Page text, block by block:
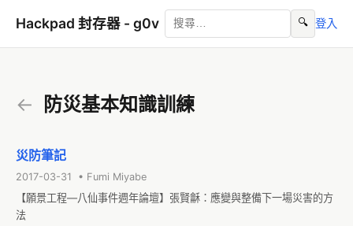
Hackpad 封存器 - g0v 🔍 登入
← 防災基本知識訓練
災防筆記
2017-03-31 • Fumi Miyabe
【願景工程—八仙事件週年論壇】張賢龢：應變與整備下一場災害的方
法